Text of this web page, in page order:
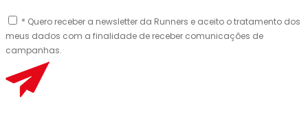
* Quero receber a newsletter da Runners e aceito o tratamento dos
meus dados com a finalidade de receber comunicações de
campanhas.